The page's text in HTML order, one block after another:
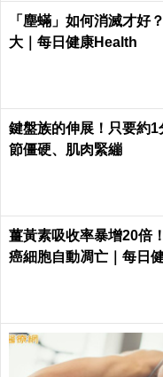
「塵蟎」如何消滅才好
大｜每日健康Health
鍵盤族的伸展！只要約1
節僵硬、肌肉緊繃
薑黃素吸收率暴增20倍
癌細胞自動凋亡｜每日